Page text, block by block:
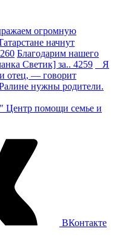
огромную
начнут
Благодарим нашего
Светик] за.. 4259
Я
— говорит
нужны родители.
Центр помощи семье и
ВКонтакте